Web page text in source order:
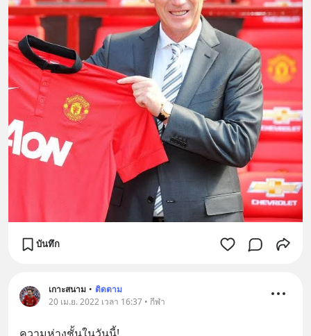
บันทึก
เกาะสนาม • ติดตาม
20 เม.ย. 2022 เวลา 16:37 • กีฬา